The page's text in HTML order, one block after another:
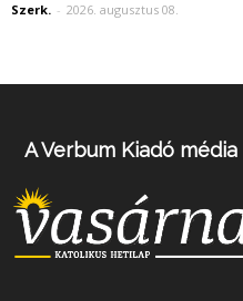
Szerk. - 2026. augusztus 08.
A Verbum Kiadó